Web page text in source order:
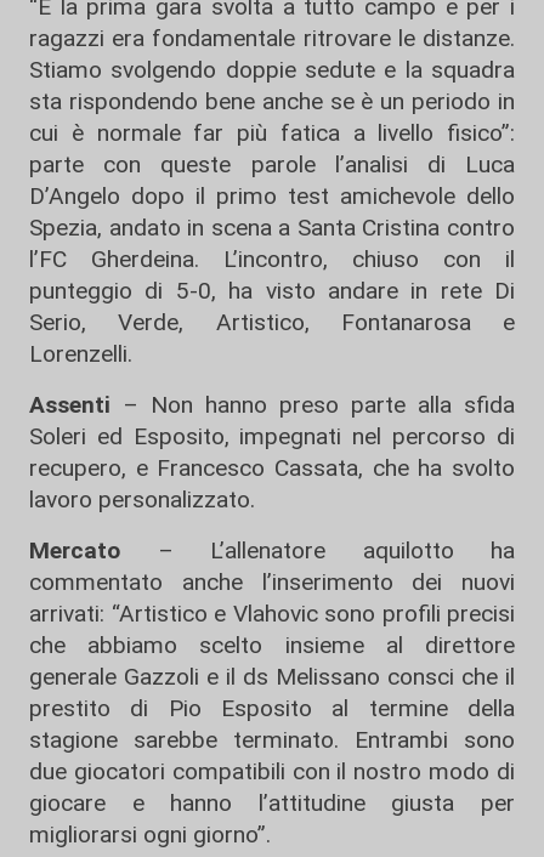
“È la prima gara svolta a tutto campo e per i
ragazzi era fondamentale ritrovare le distanze.
Stiamo svolgendo doppie sedute e la squadra
sta rispondendo bene anche se è un periodo in
cui è normale far più fatica a livello fisico”:
parte con queste parole l’analisi di Luca
D’Angelo dopo il primo test amichevole dello
Spezia, andato in scena a Santa Cristina contro
l’FC Gherdeina. L’incontro, chiuso con il
punteggio di 5-0, ha visto andare in rete Di
Serio, Verde, Artistico, Fontanarosa e
Lorenzelli.
Assenti – Non hanno preso parte alla sfida
Soleri ed Esposito, impegnati nel percorso di
recupero, e Francesco Cassata, che ha svolto
lavoro personalizzato.
Mercato
– L’allenatore aquilotto ha
commentato anche l’inserimento dei nuovi
arrivati: “Artistico e Vlahovic sono profili precisi
che abbiamo scelto insieme al direttore
generale Gazzoli e il ds Melissano consci che il
prestito di Pio Esposito al termine della
stagione sarebbe terminato. Entrambi sono
due giocatori compatibili con il nostro modo di
giocare e hanno l’attitudine giusta per
migliorarsi ogni giorno”.